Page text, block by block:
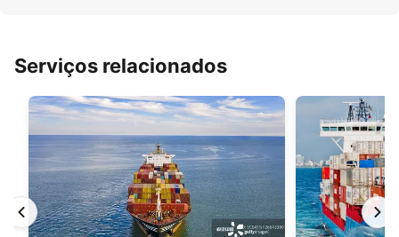
Serviços relacionados